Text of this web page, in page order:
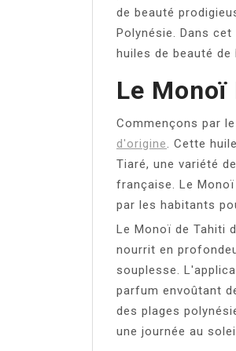
de beauté
Polynésie. Dans
huiles de beauté de
Le Monoï
Commençons par
d'origine. Cette
Tiaré, une variété
française. Le
par les habitants
Le Monoï de Tahiti
nourrit en
souplesse.
parfum envoûtant
des plages
une journée au